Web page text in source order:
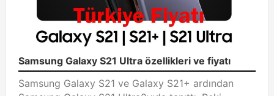
Samsung Galaxy S21 Ultra özellikleri ve fiyatı
Samsung Galaxy S21 ve Galaxy S21+ ardından